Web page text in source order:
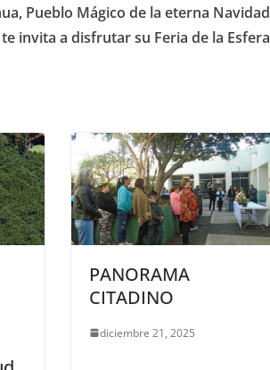
Pueblo Mágico de la eterna Navidad
te invita a disfrutar su Feria de la Esfera
PANORAMA
CITADINO
diciembre 21, 2025